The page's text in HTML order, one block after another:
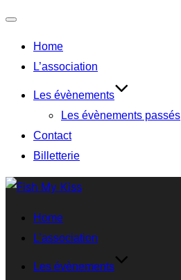
Home
L’association
Les évènements
Les évènements passés
Contact
Billetterie
Home
L’association
Les évènements